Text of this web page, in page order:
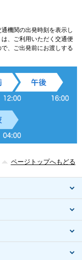
機関の出発時刻を表示し
、ご利用いただく交通便
、ご出発前にお渡しする
ページトップへもどる